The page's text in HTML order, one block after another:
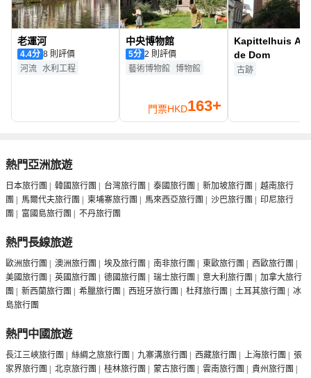
老運河
4.4分
8 則評價
河流
水利工程
中央博物館
5分
2 則評價
藝術博物館
博物館
門票HKD163+
Kapittelhuis
de Dom
古跡
熱門亞洲旅遊
日本旅行團 | 韓國旅行團 | 台灣旅行團 | 泰國旅行團 | 新加坡旅行團 | 越南旅行
團 | 馬爾代夫旅行團 | 柬埔寨旅行團 | 馬來西亞旅行團 | 沙巴旅行團 | 印尼旅行
團 | 富國島旅行團 | 不丹旅行團
熱門長線旅遊
歐洲旅行團 | 澳洲旅行團 | 埃及旅行團 | 南非旅行團 | 東歐旅行團 | 西歐旅行團 |
美國旅行團 | 英國旅行團 | 德國旅行團 | 瑞士旅行團 | 意大利旅行團 | 加拿大旅行
團 | 新西蘭旅行團 | 希臘旅行團 | 西班牙旅行團 | 杜拜旅行團 | 土耳其旅行團 | 冰
島旅行團
熱門中國旅遊
長江三峽旅行團 | 絲綢之旅旅行團 | 九寨溝旅行團 | 西藏旅行團 | 上海旅行團 | 張
家界旅行團 | 北京旅行團 | 桂林旅行團 | 蒙古旅行團 | 雲南旅行團 | 貴州旅行團 |